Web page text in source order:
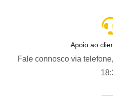
Apoio ao
Fale connosco via